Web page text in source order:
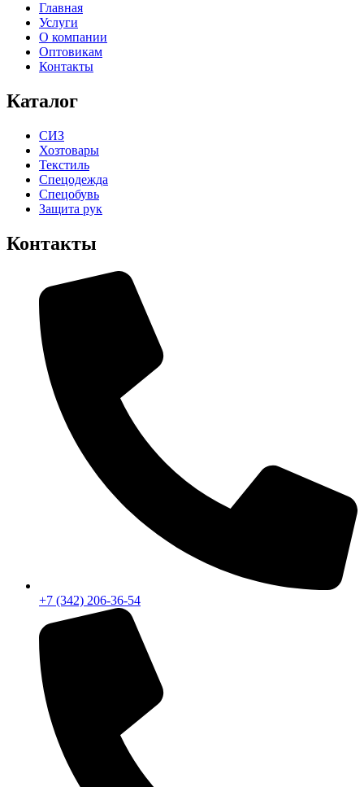
Главная
Услуги
О компании
Оптовикам
Контакты
Каталог
СИЗ
Хозтовары
Текстиль
Спецодежда
Спецобувь
Защита рук
Контакты
+7 (342) 206-36-54